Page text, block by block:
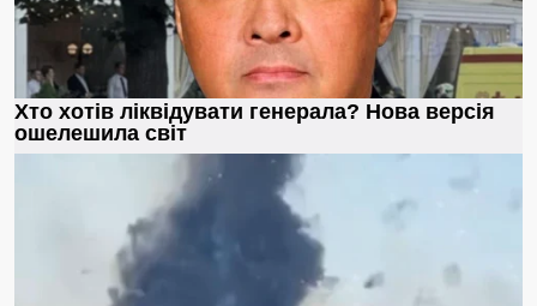
ділитися з нею своїми думками. Перехідний вік, нічого тут
не вдієш.
– Усе це дурниці, які бозна-хто вигадав, – категорично
казала Оленина мати, Ганна Миколаївна. – Чомусь у моєму
дитинстві ніхто не чув про отой перехідний вік. Якщо в
когось нерви починали не слухатися розуму, то існували
дуже помічні ліки: батько чи мати так вріже по одному
місці ременем, що відразу порозумнішаєш.